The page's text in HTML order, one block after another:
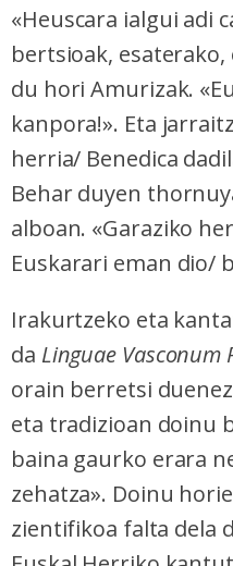
«Heuscara ialgui adi
bertsioak,
du hori Amurizak.
kanpora!». Eta
herria/ Benedica
Behar duyen
alboan. «Garaziko
Euskarari eman dio/
Irakurtzeko eta
da Linguae Vasconum
orain berretsi
eta tradizioan doinu
baina gaurko erara
zehatza». Doinu
zientifikoa falta dela